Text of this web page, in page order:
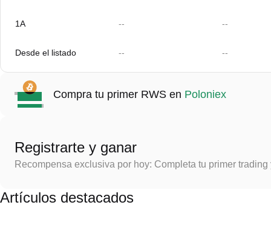
1A -- --
Desde el listado -- --
Compra tu primer RWS en Poloniex
Registrarte y ganar
Recompensa exclusiva por hoy: Completa tu primer
Artículos destacados